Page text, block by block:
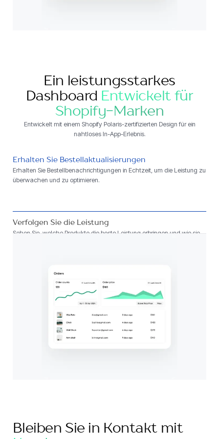
Ein leistungsstarkes
Dashboard Entwickelt für
Shopify-Marken
Entwickelt mit einem Shopify Polaris-zertifizierten Design für ein
nahtloses In-App-Erlebnis.
Erhalten Sie Bestellaktualisierungen
Erhalten Sie Bestellbenachrichtigungen in Echtzeit, um die Leistung zu
überwachen und zu optimieren.
Verfolgen Sie die Leistung
Sehen Sie, welche Produkte die beste Leistung erbringen und wie sie
Bleiben Sie in Kontakt mit